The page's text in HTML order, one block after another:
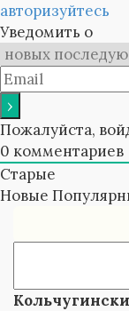
авторизуйтесь
Уведомить о
Пожалуйста,
0 комментариев
Старые
Новые